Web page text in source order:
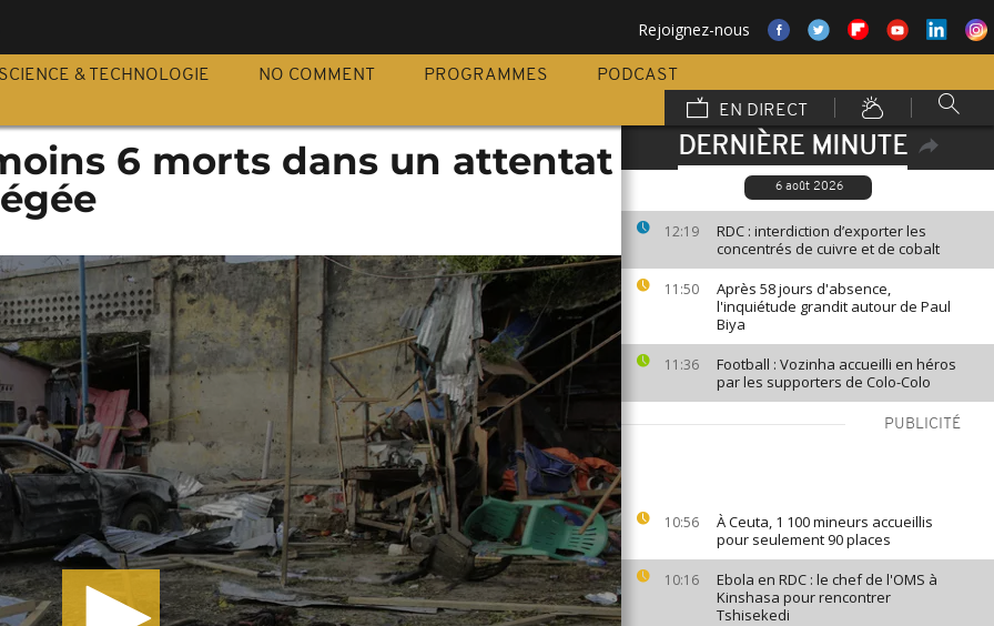
Rejoignez-nous
SCIENCE & TECHNOLOGIE NO COMMENT PROGRAMMES
PODCAST
EN DIRECT
DERNIÈRE MINUTE
6 août 2026
12:19
RDC : interdiction d’exporter les
concentrés de cuivre et de cobalt
11:50
Après 58 jours d'absence,
l'inquiétude grandit autour de Paul
Biya
11:36
Football : Vozinha accueilli en héros
par les supporters de Colo-Colo
PUBLICITÉ
10:56
À Ceuta, 1 100 mineurs accueillis
pour seulement 90 places
10:16
Ebola en RDC : le chef de l'OMS à
Kinshasa pour rencontrer
Tshisekedi
6 morts dans un attentat